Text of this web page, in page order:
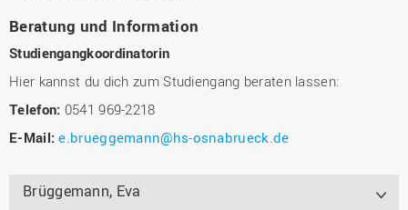
Beratung und Information
Studiengangkoordinatorin
Hier kannst du dich zum Studiengang beraten lassen:
Telefon: 0541 969-2218
E-Mail:e.brueggemann@hs-osnabrueck.de
Brüggemann, Eva